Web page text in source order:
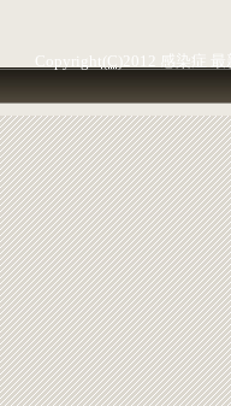
Copyright (C)2012 感染症